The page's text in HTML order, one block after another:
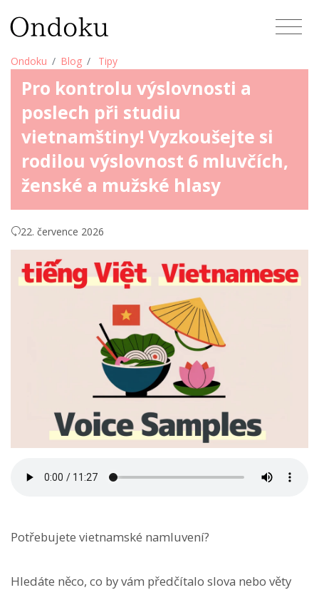
Ondoku Blog Tipy
Pro kontrolu výslovnosti a
poslech při studiu
vietnamštiny! Vyzkoušejte si
rodilou výslovnost 6 mluvčích,
ženské a mužské hlasy
22. července 2026
Potřebujete vietnamské namluvení?
Hledáte něco, co by vám předčítalo slova nebo věty